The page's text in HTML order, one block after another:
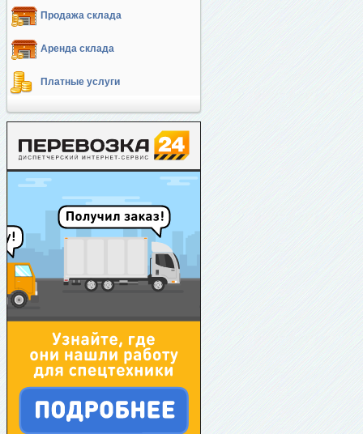
Продажа склада
Аренда склада
Платные услуги